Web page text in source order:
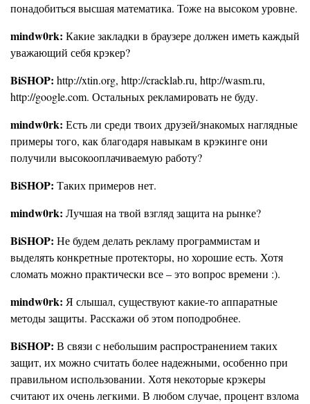
понадобиться высшая математика. Тоже на высоком уровне.
mindw0rk: Какие закладки в браузере должен иметь каждый
уважающий себя крэкер?
BiSHOP: http://xtin.org, http://cracklab.ru, http://wasm.ru,
http://google.com. Остальных рекламировать не буду.
mindw0rk: Есть ли среди твоих друзей/знакомых наглядные
примеры того, как благодаря навыкам в крэкинге они
получили высокооплачиваемую работу?
BiSHOP: Таких примеров нет.
mindw0rk: Лучшая на твой взгляд защита на рынке?
BiSHOP: Не будем делать рекламу программистам и
выделять конкретные протекторы, но хорошие есть. Хотя
сломать можно практически все – это вопрос времени :).
mindw0rk: Я слышал, существуют какие-то аппаратные
методы защиты. Расскажи об этом поподробнее.
BiSHOP: В связи с небольшим распространением таких
защит, их можно считать более надежными, особенно при
правильном использовании. Хотя некоторые крэкеры
считают их очень легкими. В любом случае, процент взлома